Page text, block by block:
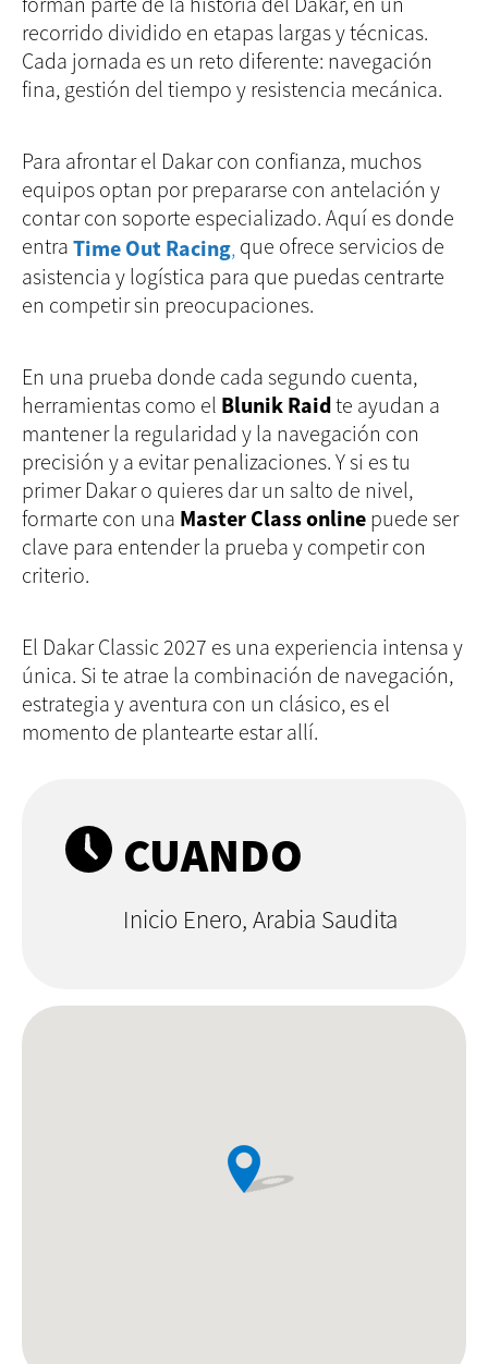
recorrido dividido en etapas largas y técnicas.
Cada jornada es un reto diferente: navegación
fina, gestión del tiempo y resistencia mecánica.
Para afrontar el Dakar con confianza, muchos
equipos optan por prepararse con antelación y
contar con soporte especializado. Aquí es donde
entra Time Out Racing, que ofrece servicios de
asistencia y logística para que puedas centrarte
en competir sin preocupaciones.
En una prueba donde cada segundo cuenta,
herramientas como el Blunik Raidte ayudan a
mantener la regularidad y la navegación con
precisión y a evitar penalizaciones. Y si es tu
primer Dakar o quieres dar un salto de nivel,
formarte con una Master Classonline puede ser
clave para entender la prueba y competir con
criterio.
El Dakar Classic 2027 es una experiencia intensa y
única. Si te atrae la combinación de navegación,
estrategia y aventura con un clásico, es el
momento de plantearte estar allí.
CUANDO
Inicio Enero, Arabia Saudita